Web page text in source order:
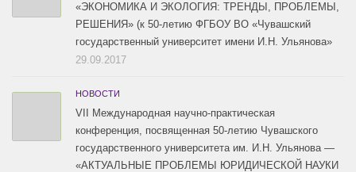
«ЭКОНОМИКА И ЭКОЛОГИЯ: ТРЕНДЫ, ПРОБЛЕМЫ,
РЕШЕНИЯ» (к 50-летию ФГБОУ ВО «Чувашский
государственный университет имени И.Н. Ульянова»
29.09.2017
НОВОСТИ
VII Международная научно-практическая
конференция, посвященная 50-летию Чувашского
государственного университета им. И.Н. Ульянова —
«АКТУАЛЬНЫЕ ПРОБЛЕМЫ ЮРИДИЧЕСКОЙ НАУКИ